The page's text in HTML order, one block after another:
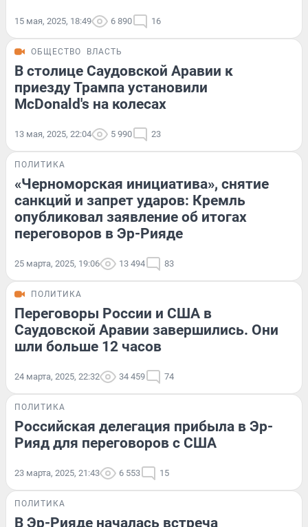
15 мая, 2025, 18:49 6 890 16
ОБЩЕСТВО ВЛАСТЬ
В столице Саудовской Аравии к
приезду Трампа установили
McDonald's на колесах
13 мая, 2025, 22:04 5 990 23
ПОЛИТИКА
«Черноморская инициатива», снятие
санкций и запрет ударов: Кремль
опубликовал заявление об итогах
переговоров в Эр-Рияде
25 марта, 2025, 19:06 13 494 83
ПОЛИТИКА
Переговоры России и США в
Саудовской Аравии завершились. Они
шли больше 12 часов
24 марта, 2025, 22:32 34 459 74
ПОЛИТИКА
Российская делегация прибыла в Эр-
Рияд для переговоров с США
23 марта, 2025, 21:43 6 553 15
ПОЛИТИКА
В Эр-Рияде началась встреча